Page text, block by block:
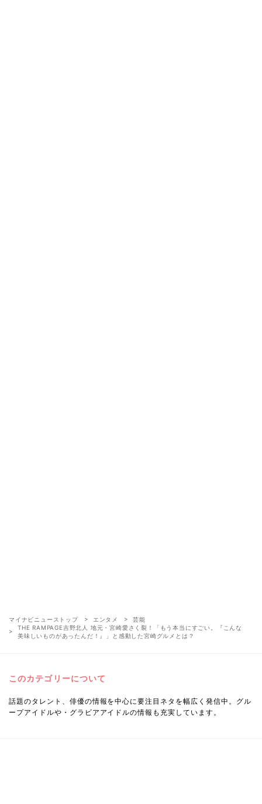
マイナビニューストップ エンタメ
芸能
THE RAMPAGE吉野北人 地元・宮崎愛さく裂！「もう本当にすごい。『こんな
美味しいものがあったんだ！』」と感動した宮崎グルメとは？
このカテゴリーについて
話題のタレント、俳優の情報を中心に要注目ネタを幅広く発信中。グル
ープアイドルや・グラビアアイドルの情報も充実しています。